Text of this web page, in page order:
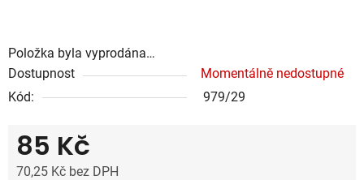
Položka byla vyprodána…
Dostupnost
Momentálně nedostupné
Kód:
979/29
85 Kč
70,25 Kč bez DPH